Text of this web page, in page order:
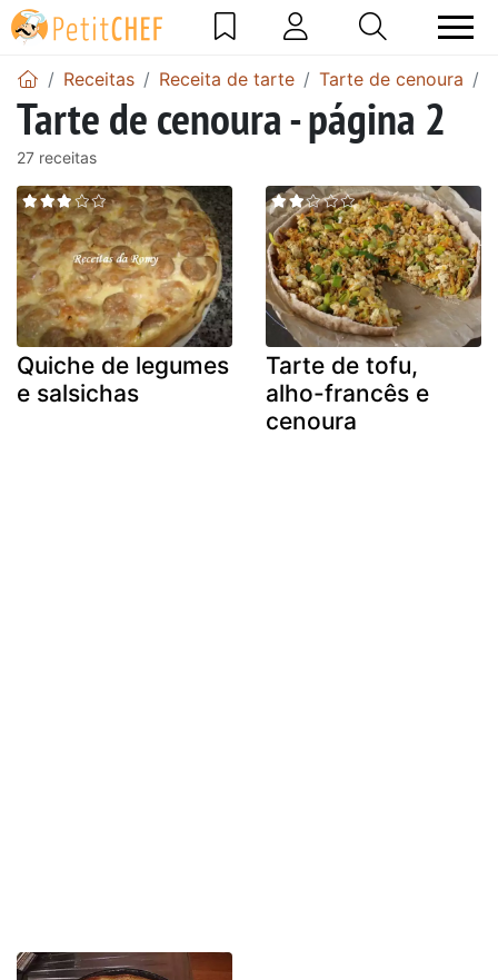
Receitas Receita de tarte Tarte de cenoura
Tarte de cenoura - página 2
27 receitas
Quiche de legumes
e salsichas
Tarte de tofu,
alho-francês e
cenoura